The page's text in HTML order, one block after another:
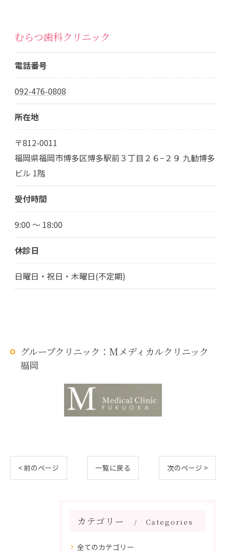
むらつ歯科クリニック
電話番号
092-476-0808
所在地
〒812-0011
福岡県福岡市博多区博多駅前３丁目２６−２９ 九勧博多
ビル 1階
受付時間
9:00 ～ 18:00
休診日
日曜日・祝日・木曜日(不定期)
グループクリニック：Mメディカルクリニック
福岡
< 前のページ 一覧に戻る 次のページ >
カテゴリー Categories
全てのカテゴリー